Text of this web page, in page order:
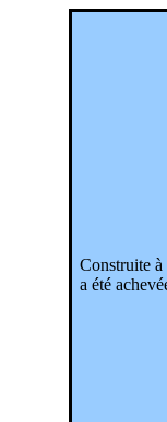
Construite
a été